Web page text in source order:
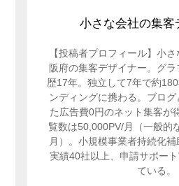
小さな会社の集客
【投稿者プロフィール】小
阪府の集客デザイナー。グ
歴17年。独立して7年で約
ンディングに携わる。ブロ
た広告費0円のネット集客が
覧数は50,000PV/月（一般的
月）。小規模事業者持続化
実績40社以上、申請サポー
ている。